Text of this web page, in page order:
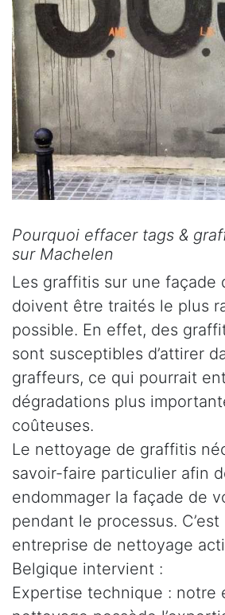
Pourquoi effacer tags &
sur Machelen
Les graffitis sur une façade
doivent être traités le plus
possible. En effet, des
sont susceptibles d’attirer
graffeurs, ce qui pourrait
dégradations plus
coûteuses.
Le nettoyage de graffitis
savoir-faire particulier afin
endommager la façade de
pendant le processus.
entreprise de nettoyage
Belgique intervient :
Expertise technique : notre